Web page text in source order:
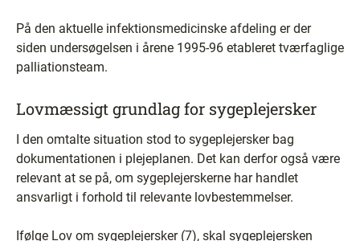
På den aktuelle infektionsmedicinske afdeling er der
siden undersøgelsen i årene 1995-96 etableret tværfaglige
palliationsteam.
Lovmæssigt grundlag for sygeplejersker
I den omtalte situation stod to sygeplejersker bag
dokumentationen i plejeplanen. Det kan derfor også være
relevant at se på, om sygeplejerskerne har handlet
ansvarligt i forhold til relevante lovbestemmelser.
Ifølge Lov om sygeplejersker (7), skal sygeplejersken